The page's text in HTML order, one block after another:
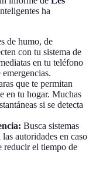
ha
de humo, de
con tu sistema de
en tu teléfono
que te permitan
en tu hogar. Muchas
si se detecta
Busca sistemas
autoridades en caso
reducir el tiempo de